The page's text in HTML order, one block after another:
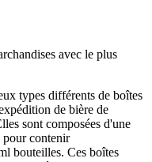
avec le plus
types différents de boîtes
de bière de
sont composées d'une
pour contenir
bouteilles. Ces boîtes